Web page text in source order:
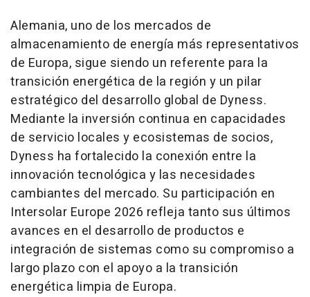
Alemania, uno de los mercados de
almacenamiento de energía más representativos
de Europa, sigue siendo un referente para la
transición energética de la región y un pilar
estratégico del desarrollo global de Dyness.
Mediante la inversión continua en capacidades
de servicio locales y ecosistemas de socios,
Dyness ha fortalecido la conexión entre la
innovación tecnológica y las necesidades
cambiantes del mercado. Su participación en
Intersolar Europe 2026 refleja tanto sus últimos
avances en el desarrollo de productos e
integración de sistemas como su compromiso a
largo plazo con el apoyo a la transición
energética limpia de Europa.